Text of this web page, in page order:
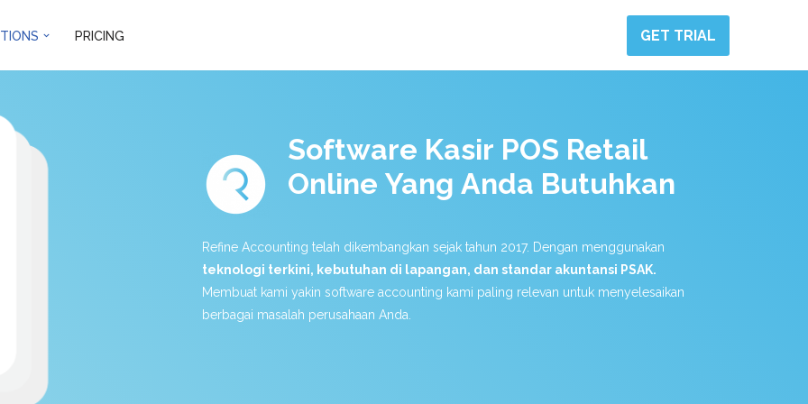
PRICING GET TRIAL
Software Kasir POS Retail
Online Yang Anda Butuhkan
Refine Accounting telah dikembangkan sejak tahun 2017. Dengan menggunakan
teknologi terkini, kebutuhan di lapangan, dan standar akuntansi PSAK.
Membuat kami yakin software accounting kami paling relevan untuk menyelesaikan
berbagai masalah perusahaan Anda.